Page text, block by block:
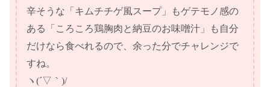
辛そうな「キムチチゲ風スープ」もゲテモノ感の
ある「ころころ鶏胸肉と納豆のお味噌汁」も自分
だけなら食べれるので、余った分でチャレンジで
すね。
ヽ(´▽｀)/